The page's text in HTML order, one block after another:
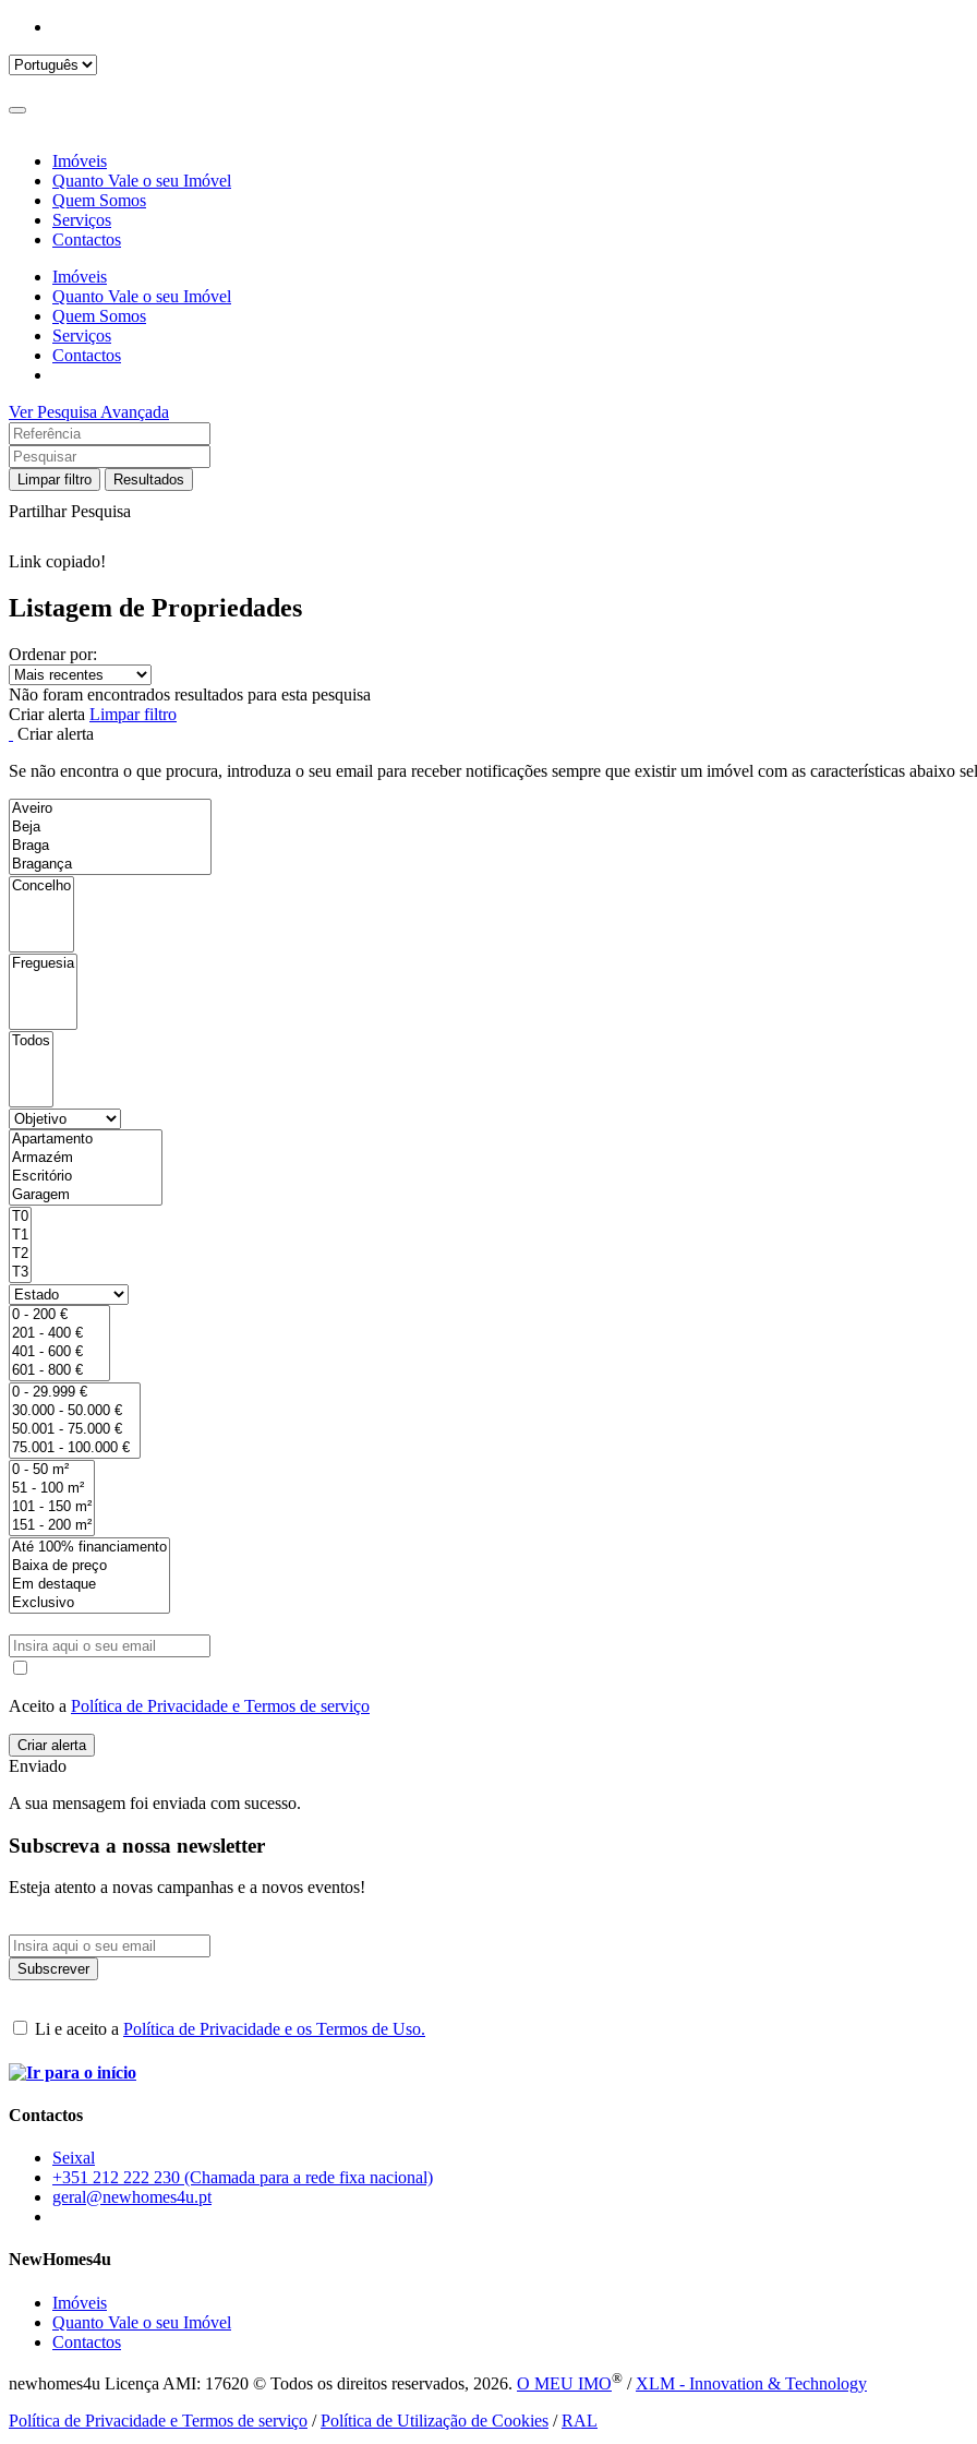
Imóveis
Quanto Vale o seu Imóvel
Quem Somos
Serviços
Contactos
Imóveis
Quanto Vale o seu Imóvel
Quem Somos
Serviços
Contactos
Ver Pesquisa Avançada
Limpar filtro Resultados
Partilhar Pesquisa
Link copiado!
Listagem de Propriedades
Ordenar por:
Não foram encontrados resultados para esta pesquisa
Criar alerta Limpar filtro
Criar alerta
Se não encontra o que procura, introduza o seu email para receber notificações sempre que existir um imóvel com as características abaixo
Aceito a Política de Privacidade e Termos de serviço
Enviado
A sua mensagem foi enviada com sucesso.
Subscreva a nossa newsletter
Esteja atento a novas campanhas e a novos eventos!
Li e aceito a Política de Privacidade e os Termos de Uso.
Contactos
Seixal
+351 212 222 230 (Chamada para a rede fixa nacional)
geral@newhomes4u.pt
NewHomes4u
Imóveis
Quanto Vale o seu Imóvel
Contactos
newhomes4u Licença AMI: 17620 © Todos os direitos reservados, 2026. O MEU IMO® / XLM - Innovation & Technology
Política de Privacidade e Termos de serviço /Política de Utilização de Cookies /RAL